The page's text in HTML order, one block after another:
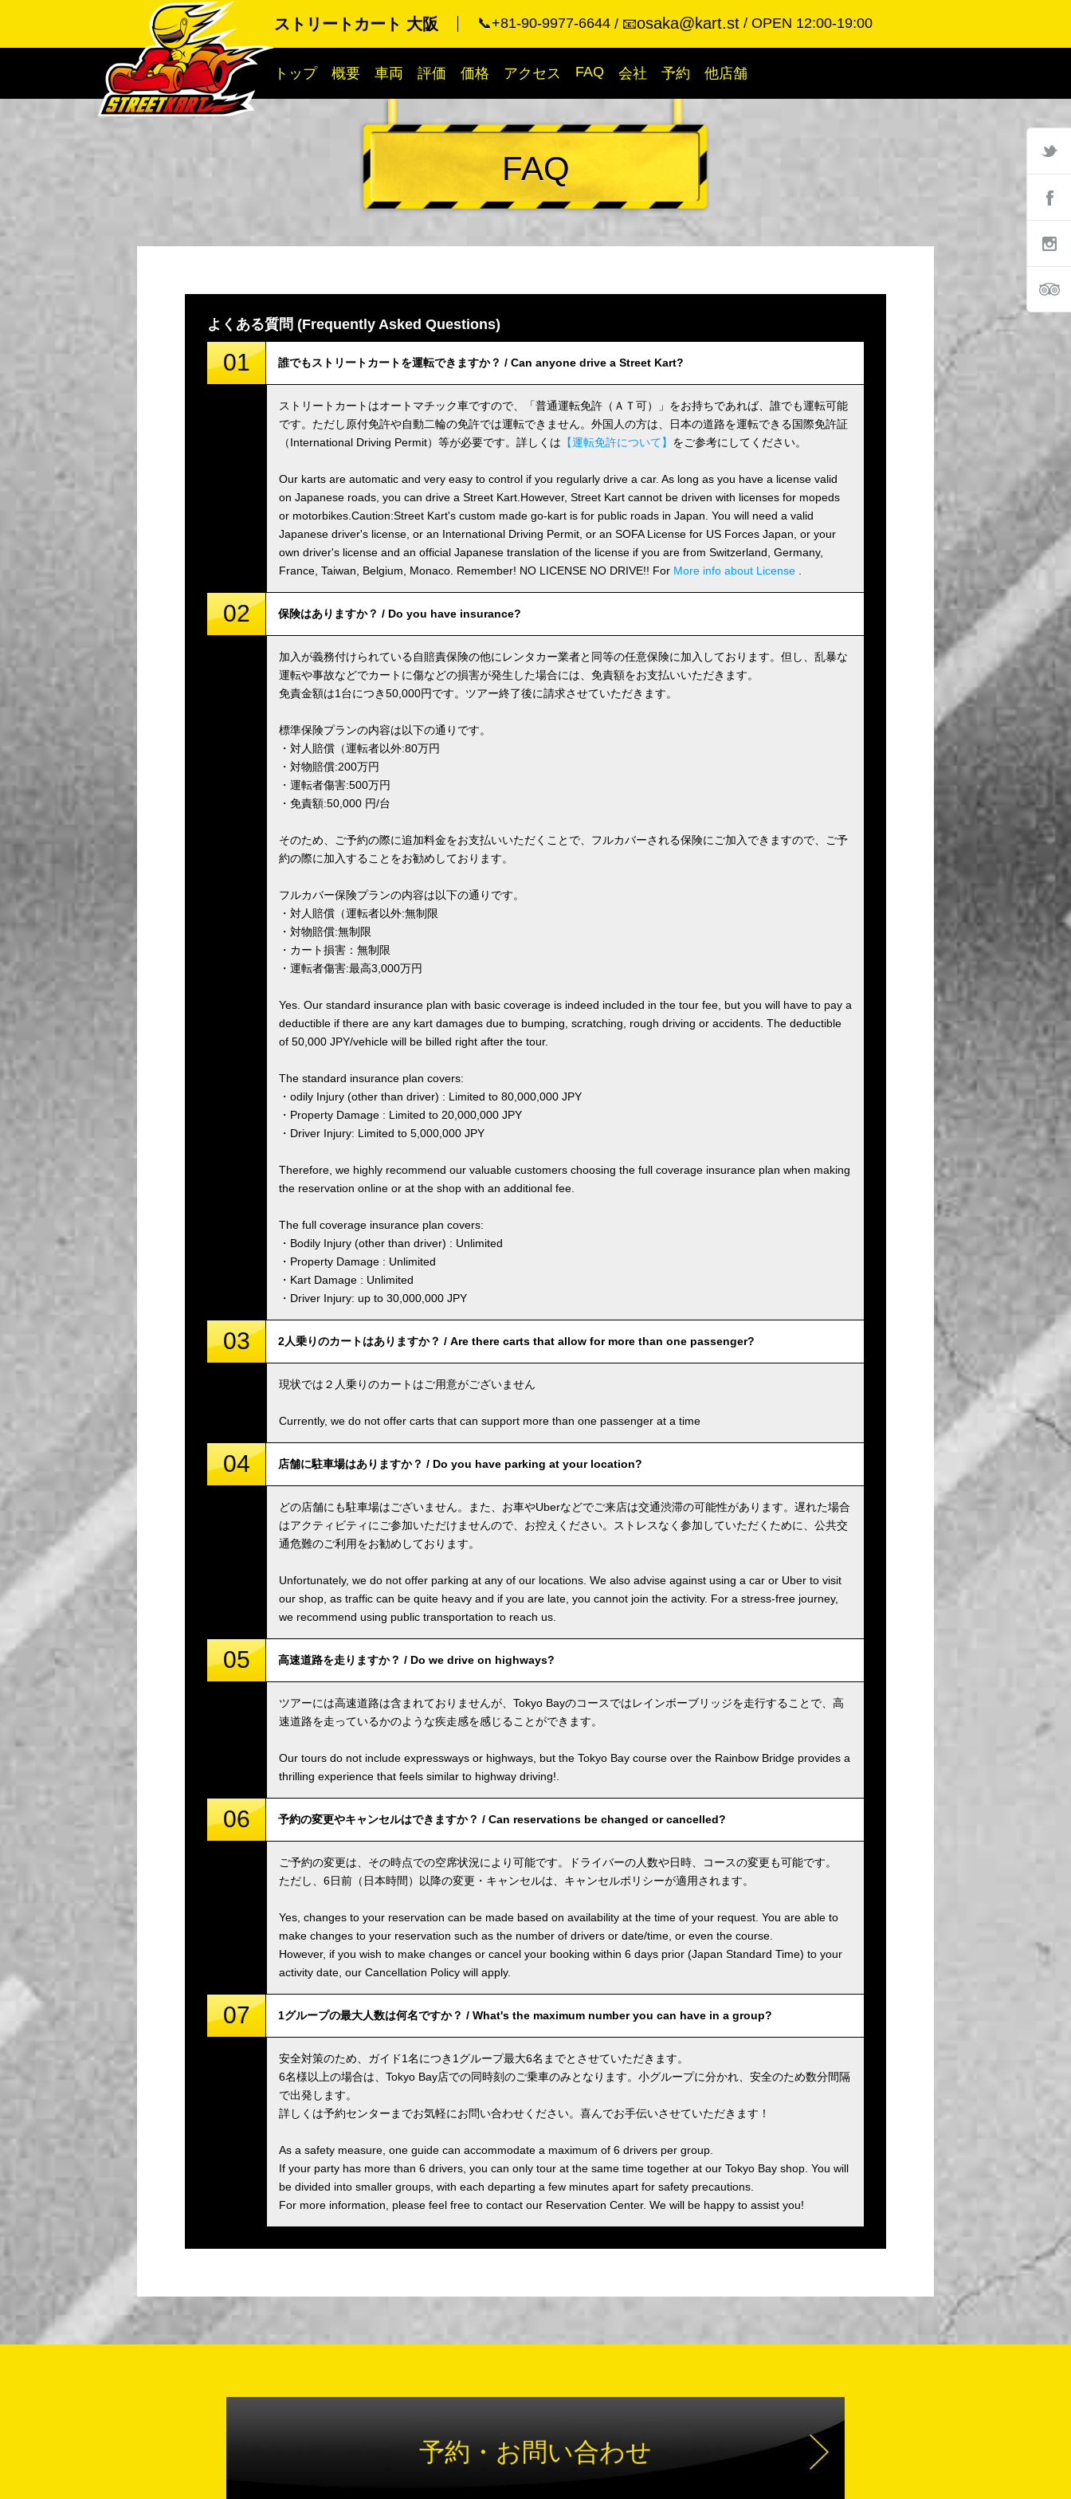
ストリートカート 大阪 📞+81-90-9977-6644 📧osaka@kart.st OPEN 12:00-19:00
トップ 概要 車両 評価 価格 アクセス FAQ 会社 予約 他店舗
FAQ
よくある質問 (Frequently Asked Questions)
01 誰でもストリートカートを運転できますか？ / Can anyone drive a Street Kart?
ストリートカートはオートマチック車ですので、「普通運転免許（ＡＴ可）」をお持ちであれば、誰でも運転可能
です。ただし原付免許や自動二輪の免許では運転できません。外国人の方は、日本の道路を運転できる国際免許証
（International Driving Permit）等が必要です。詳しくは 【運転免許について】 をご参考にしてください。
Our karts are automatic and very easy to control if you regularly drive a car. As long as you have a license valid
on Japanese roads, you can drive a Street Kart.However, Street Kart cannot be driven with licenses for mopeds
or motorbikes.Caution:Street Kart's custom made go-kart is for public roads in Japan. You will need a valid
Japanese driver's license, or an International Driving Permit, or an SOFA License for US Forces Japan, or your
own driver's license and an official Japanese translation of the license if you are from Switzerland, Germany,
France, Taiwan, Belgium, Monaco. Remember! NO LICENSE NO DRIVE!! For More info about License
02 保険はありますか？ / Do you have insurance?
加入が義務付けられている自賠責保険の他にレンタカー業者と同等の任意保険に加入しております。但し、乱暴な
運転や事故などでカートに傷などの損害が発生した場合には、免責額をお支払いいただきます。
免責金額は1台につき50,000円です。ツアー終了後に請求させていただきます。
標準保険プランの内容は以下の通りです。
・対人賠償（運転者以外:80万円
・対物賠償:200万円
・運転者傷害:500万円
・免責額:50,000 円/台
そのため、ご予約の際に追加料金をお支払いいただくことで、フルカバーされる保険にご加入できますので、ご予
約の際に加入することをお勧めしております。
フルカバー保険プランの内容は以下の通りです。
・対人賠償（運転者以外:無制限
・対物賠償:無制限
・カート損害：無制限
・運転者傷害:最高3,000万円
Yes. Our standard insurance plan with basic coverage is indeed included in the tour fee, but you will have to pay a
deductible if there are any kart damages due to bumping, scratching, rough driving or accidents. The deductible
of 50,000 JPY/vehicle will be billed right after the tour.
The standard insurance plan covers:
・odily Injury (other than driver) : Limited to 80,000,000 JPY
・Property Damage : Limited to 20,000,000 JPY
・Driver Injury: Limited to 5,000,000 JPY
Therefore, we highly recommend our valuable customers choosing the full coverage insurance plan when making
the reservation online or at the shop with an additional fee.
The full coverage insurance plan covers:
・Bodily Injury (other than driver) : Unlimited
・Property Damage : Unlimited
・Kart Damage : Unlimited
・Driver Injury: up to 30,000,000 JPY
03 2人乗りのカートはありますか？ / Are there carts that allow for more than one passenger?
現状では２人乗りのカートはご用意がございません
Currently, we do not offer carts that can support more than one passenger at a time
04 店舗に駐車場はありますか？ / Do you have parking at your location?
どの店舗にも駐車場はございません。また、お車やUberなどでご来店は交通渋滞の可能性があります。遅れた場合
はアクティビティにご参加いただけませんので、お控えください。ストレスなく参加していただくために、公共交
通危難のご利用をお勧めしております。
Unfortunately, we do not offer parking at any of our locations. We also advise against using a car or Uber to visit
our shop, as traffic can be quite heavy and if you are late, you cannot join the activity. For a stress-free journey,
we recommend using public transportation to reach us.
05 高速道路を走りますか？ / Do we drive on highways?
ツアーには高速道路は含まれておりませんが、Tokyo Bayのコースではレインボーブリッジを走行することで、高
速道路を走っているかのような疾走感を感じることができます。
Our tours do not include expressways or highways, but the Tokyo Bay course over the Rainbow Bridge provides a
thrilling experience that feels similar to highway driving!.
06 予約の変更やキャンセルはできますか？ / Can reservations be changed or cancelled?
ご予約の変更は、その時点での空席状況により可能です。ドライバーの人数や日時、コースの変更も可能です。
ただし、6日前（日本時間）以降の変更・キャンセルは、キャンセルポリシーが適用されます。
Yes, changes to your reservation can be made based on availability at the time of your request. You are able to
make changes to your reservation such as the number of drivers or date/time, or even the course.
However, if you wish to make changes or cancel your booking within 6 days prior (Japan Standard Time) to your
activity date, our Cancellation Policy will apply.
07 1グループの最大人数は何名ですか？ / What's the maximum number you can have in a group?
安全対策のため、ガイド1名につき1グループ最大6名までとさせていただきます。
6名様以上の場合は、Tokyo Bay店での同時刻のご乗車のみとなります。小グループに分かれ、安全のため数分間隔
で出発します。
詳しくは予約センターまでお気軽にお問い合わせください。喜んでお手伝いさせていただきます！
As a safety measure, one guide can accommodate a maximum of 6 drivers per group.
If your party has more than 6 drivers, you can only tour at the same time together at our Tokyo Bay shop. You will
be divided into smaller groups, with each departing a few minutes apart for safety precautions.
For more information, please feel free to contact our Reservation Center. We will be happy to assist you!
予約・お問い合わせ